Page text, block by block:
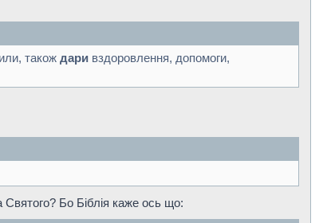
також дари вздоровлення, допомоги,
Святого? Бо Біблія каже ось що: